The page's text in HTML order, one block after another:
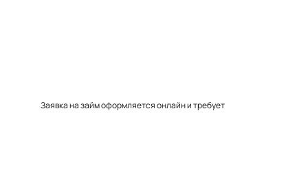
Заявка на займ оформляется онлайн и требует